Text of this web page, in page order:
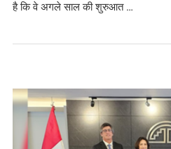
है कि वे अगले साल की शुरुआत …